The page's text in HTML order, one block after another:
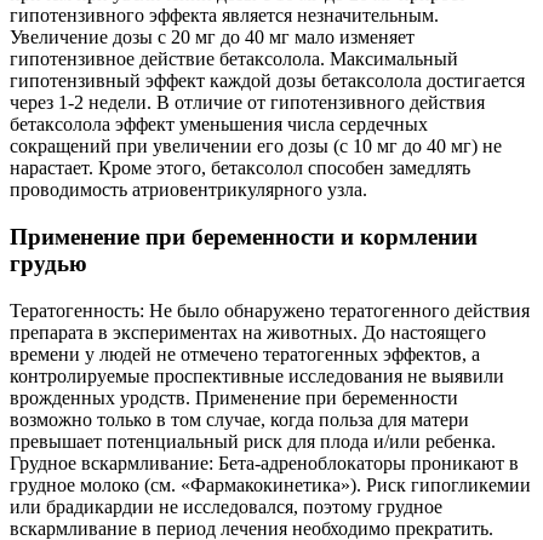
гипотензивного эффекта является незначительным.
Увеличение дозы с 20 мг до 40 мг мало изменяет
гипотензивное действие бетаксолола. Максимальный
гипотензивный эффект каждой дозы бетаксолола достигается
через 1-2 недели. В отличие от гипотензивного действия
бетаксолола эффект уменьшения числа сердечных
сокращений при увеличении его дозы (с 10 мг до 40 мг) не
нарастает. Кроме этого, бетаксолол способен замедлять
проводимость атриовентрикулярного узла.
Применение при беременности и кормлении
грудью
Тератогенность: Не было обнаружено тератогенного действия
препарата в экспериментах на животных. До настоящего
времени у людей не отмечено тератогенных эффектов, а
контролируемые проспективные исследования не выявили
врожденных уродств. Применение при беременности
возможно только в том случае, когда польза для матери
превышает потенциальный риск для плода и/или ребенка.
Грудное вскармливание: Бета-адреноблокаторы проникают в
грудное молоко (см. «Фармакокинетика»). Риск гипогликемии
или брадикардии не исследовался, поэтому грудное
вскармливание в период лечения необходимо прекратить.